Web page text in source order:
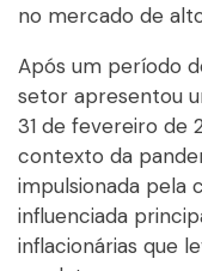
no mercado de
Após um período
setor apresentou
31 de fevereiro de
contexto da
impulsionada pela
influenciada
inflacionárias que